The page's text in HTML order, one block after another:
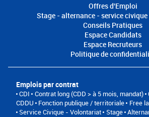
Offres d'Emploi
Stage - alternance - service
Conseils Pratiques
Espace Candidats
Espace Recruteurs
Politique de
Emplois par contrat
CDI Contrat long (CDD > à 5 mois, mandat)
CDDU
Fonction publique / territoriale
Free
Service Civique - Volontariat
Stage